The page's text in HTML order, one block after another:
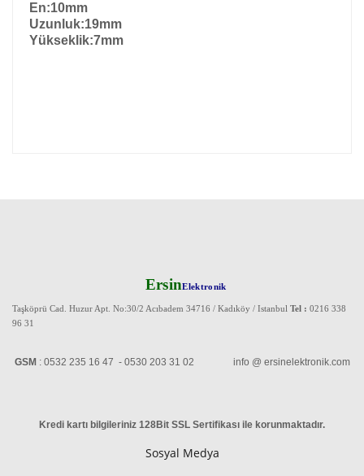
En:10mm
Uzunluk:19mm
Yükseklik:7mm
ErsinElektronik
Taşköprü Cad. Huzur Apt. No:30/2 Acıbadem 34716 / Kadıköy / Istanbul Tel : 0216 338
96 31
GSM : 0532 235 16 47 - 0530 203 31 02 info @ ersinelektronik.com
Kredi kartı bilgileriniz 128Bit SSL Sertifikası ile korunmaktadır.
Sosyal Medya